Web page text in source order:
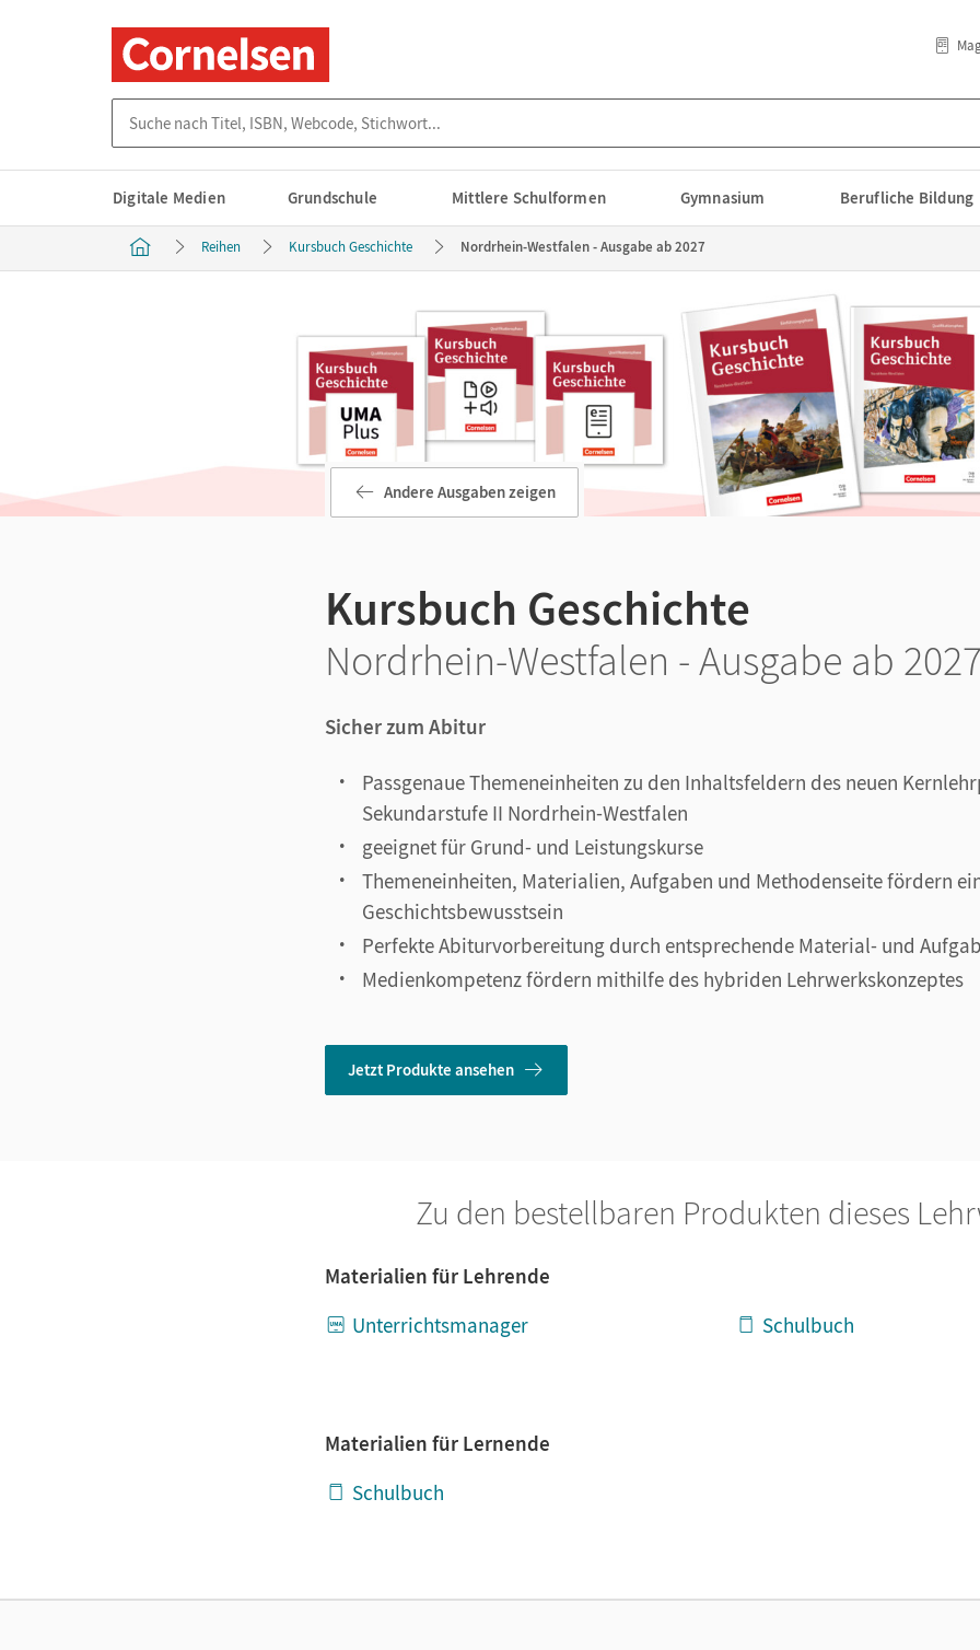
Digitale Medien Grundschule Mittlere Schulformen Gymnasium Berufliche Bildung
Reihen Kursbuch Geschichte Nordrhein-Westfalen - Ausgabe ab 2027
Andere Ausgaben zeigen
Kursbuch Geschichte
Nordrhein-Westfalen - Ausgabe ab 2027
Sicher zum Abitur
Passgenaue Themeneinheiten zu den Inhaltsfeldern des neuen
Sekundarstufe II Nordrhein-Westfalen
geeignet für Grund- und Leistungskurse
Themeneinheiten, Materialien, Aufgaben und Methodenseite fördern
Geschichtsbewusstsein
Perfekte Abiturvorbereitung durch entsprechende Material- und
Medienkompetenz fördern mithilfe des hybriden Lehrwerkskonzeptes
Jetzt Produkte ansehen
Zu den bestellbaren Produkten dieses
Materialien für Lehrende
Unterrichtsmanager
Schulbuch
Materialien für Lernende
Schulbuch